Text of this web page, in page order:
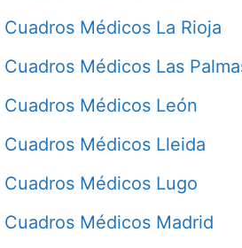
Cuadros Médicos La Rioja
Cuadros Médicos Las
Cuadros Médicos León
Cuadros Médicos Lleida
Cuadros Médicos Lugo
Cuadros Médicos Madrid